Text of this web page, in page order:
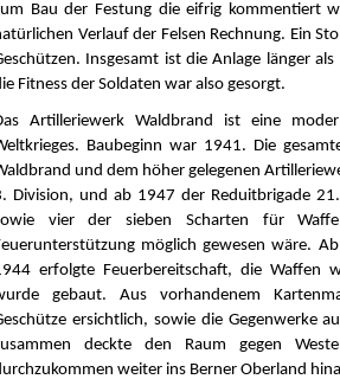
Bau der Festung die eifrig kommentiert
Verlauf der Felsen Rechnung. Ein
Insgesamt ist die Anlage länger
Fitness der Soldaten war also gesorgt.
Artilleriewerk Waldbrand ist eine
Baubeginn war 1941. Die
und dem höher gelegenen
Division, und ab 1947 der Reduitbrigade
vier der sieben Scharten für
möglich gewesen wäre.
erfolgte Feuerbereitschaft, die Waffen
gebaut. Aus vorhandenem
ersichtlich, sowie die Gegenwerke
deckte den Raum gegen
weiter ins Berner Oberland